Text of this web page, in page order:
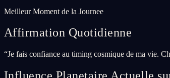
Meilleur Moment de la Journee
Affirmation Quotidienne
“Je fais confiance au timing cosmique de ma vie.